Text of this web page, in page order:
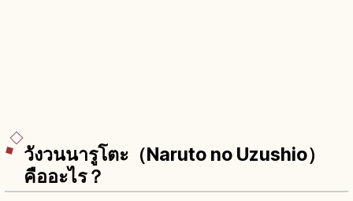
วังวนนารูโตะ（Naruto no Uzushio）
คืออะไร？